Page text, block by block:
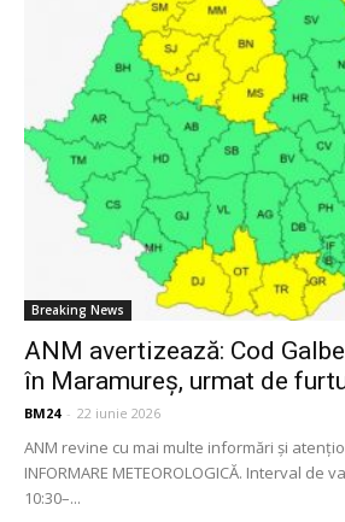
Breaking News
ANM avertizează: Cod
în Maramureș, urmat de
BM24 - 22 iunie 2026
ANM revine cu mai multe informări și
INFORMARE METEOROLOGICĂ. Interval de
10:30–...